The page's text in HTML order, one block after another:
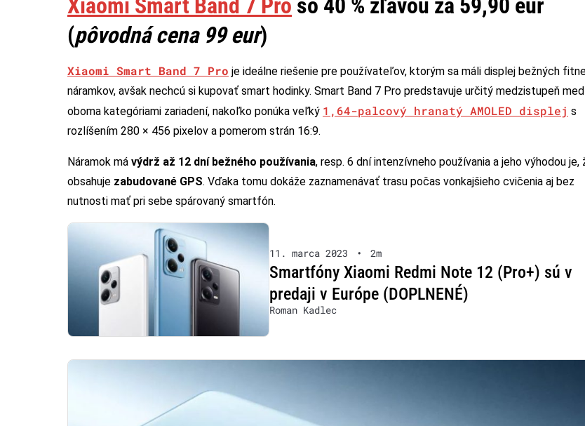
Xiaomi Smart Band 7 Pro so 40 % zľavou za 59,90 eur
(pôvodná cena 99 eur)
Xiaomi Smart Band 7 Pro je ideálne riešenie pre používateľov, ktorým sa máli displej bežných
náramkov, avšak nechcú si kupovať smart hodinky. Smart Band 7 Pro predstavuje určitý medzistupeň
oboma kategóriami zariadení, nakoľko ponúka veľký 1,64-palcový hranatý AMOLED displej s
rozlíšením 280 × 456 pixelov a pomerom strán 16:9.
Náramok má výdrž až 12 dní bežného používania, resp. 6 dní intenzívneho používania a jeho výhodou je,
obsahuje zabudované GPS. Vďaka tomu dokáže zaznamenávať trasu počas vonkajšieho cvičenia aj bez
nutnosti mať pri sebe spárovaný smartfón.
11. marca 2023 • 2m
Smartfóny Xiaomi Redmi Note 12 (Pro+) sú v
predaji v Európe (DOPLNENÉ)
Roman Kadlec